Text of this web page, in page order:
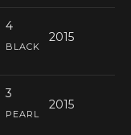
4
2015
BLACK
3
2015
PEARL